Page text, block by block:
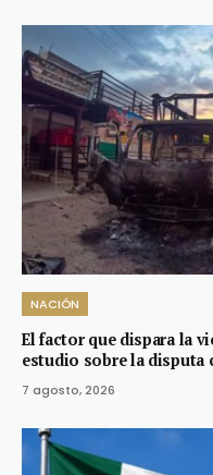
NACIÓN
El factor que dispara la
estudio sobre la disputa
7 agosto, 2026